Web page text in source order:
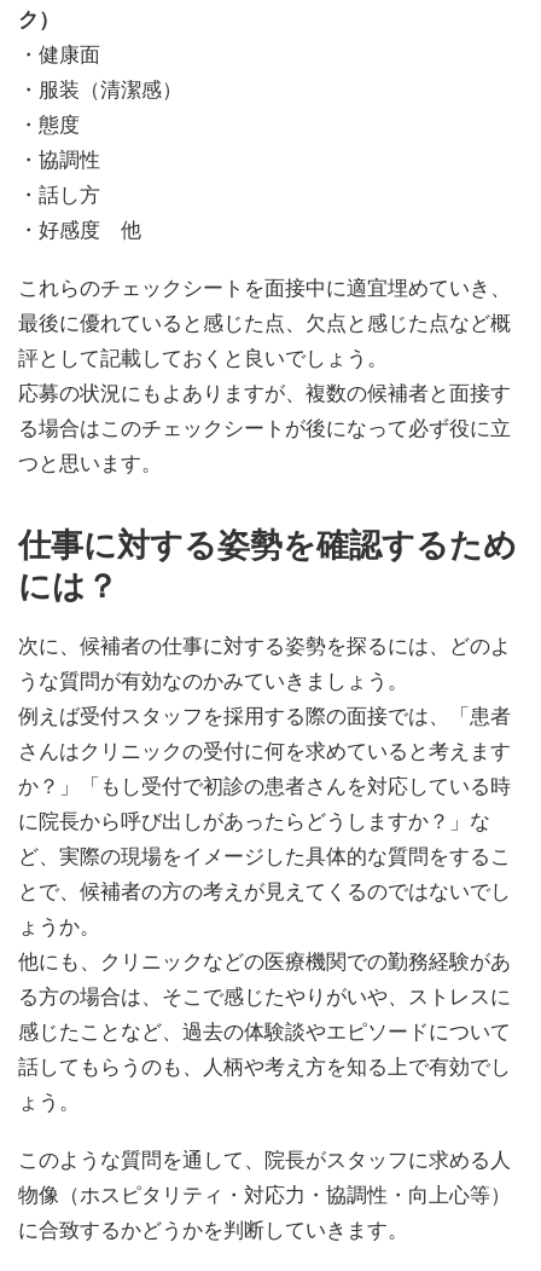
ク）
・健康面
・服装（清潔感）
・態度
・協調性
・話し方
・好感度 他
これらのチェックシートを面接中に適宜埋めていき、
最後に優れていると感じた点、欠点と感じた点など概
評として記載しておくと良いでしょう。
応募の状況にもよありますが、複数の候補者と面接す
る場合はこのチェックシートが後になって必ず役に立
つと思います。
仕事に対する姿勢を確認するため
には？
次に、候補者の仕事に対する姿勢を探るには、どのよ
うな質問が有効なのかみていきましょう。
例えば受付スタッフを採用する際の面接では、「患者
さんはクリニックの受付に何を求めていると考えます
か？」「もし受付で初診の患者さんを対応している時
に院長から呼び出しがあったらどうしますか？」な
ど、実際の現場をイメージした具体的な質問をするこ
とで、候補者の方の考えが見えてくるのではないでし
ょうか。
他にも、クリニックなどの医療機関での勤務経験があ
る方の場合は、そこで感じたやりがいや、ストレスに
感じたことなど、過去の体験談やエピソードについて
話してもらうのも、人柄や考え方を知る上で有効でし
ょう。
このような質問を通して、院長がスタッフに求める人
物像（ホスピタリティ・対応力・協調性・向上心等）
に合致するかどうかを判断していきます。